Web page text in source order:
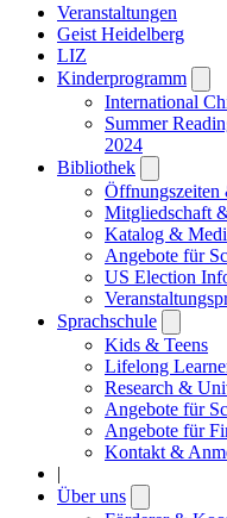
Veranstaltungen
Geist Heidelberg
LIZ
Kinderprogramm
International
Summer
2024
Bibliothek
submenu
Mitgliedschaft
Katalog &
Angebote für
US Election
Sprachschule
submenu
Kids & Teens
Lifelong
Research &
Angebote für
Angebote für
Kontakt &
|
Über uns
submenu